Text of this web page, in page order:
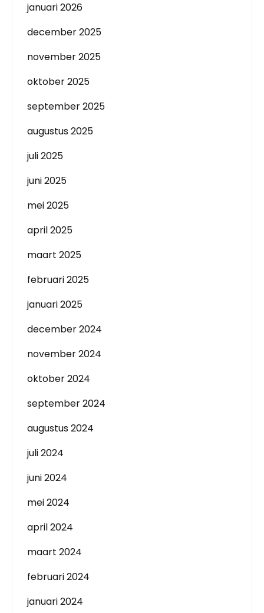
januari 2026
december 2025
november 2025
oktober 2025
september 2025
augustus 2025
juli 2025
juni 2025
mei 2025
april 2025
maart 2025
februari 2025
januari 2025
december 2024
november 2024
oktober 2024
september 2024
augustus 2024
juli 2024
juni 2024
mei 2024
april 2024
maart 2024
februari 2024
januari 2024